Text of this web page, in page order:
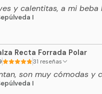
y calentitas, a mi
I
Recta Forrada Polar
31 reseñas
son muy cómodas y
I